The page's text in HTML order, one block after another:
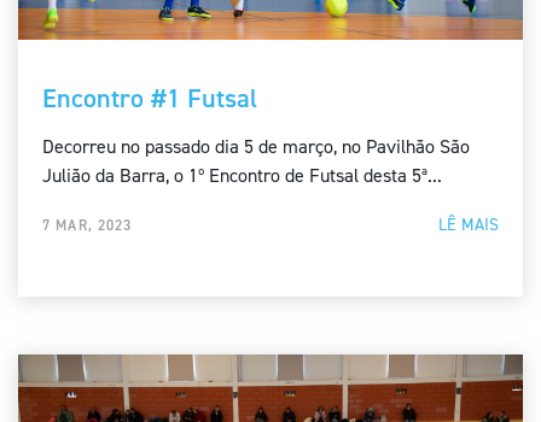
Encontro #1 Futsal
Decorreu no passado dia 5 de março, no Pavilhão São
Julião da Barra, o 1º Encontro de Futsal desta 5ª...
LÊ MAIS
7 MAR, 2023